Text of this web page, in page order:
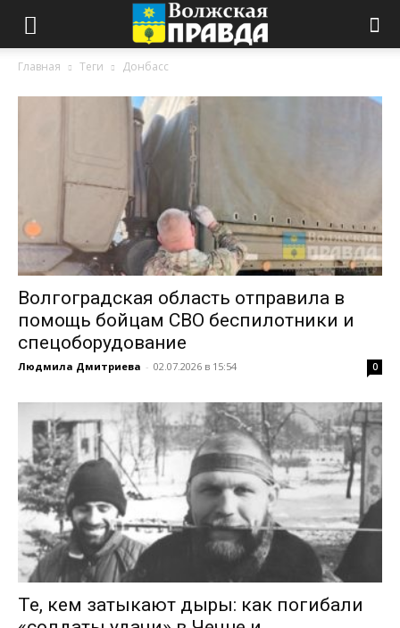
Главная Теги Донбасс
Волгоградская область отправила в
помощь бойцам СВО беспилотники и
спецоборудование
Людмила Дмитриева - 02.07.2026 в 15:54 0
Те, кем затыкают дыры: как погибали